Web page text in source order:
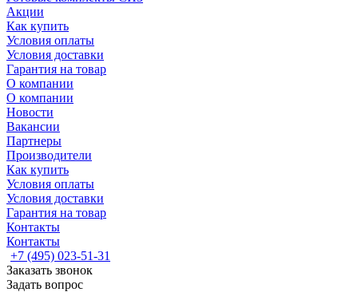
Акции
Как купить
Условия оплаты
Условия доставки
Гарантия на товар
О компании
О компании
Новости
Вакансии
Партнеры
Производители
Как купить
Условия оплаты
Условия доставки
Гарантия на товар
Контакты
Контакты
+7 (495) 023-51-31
Заказать звонок
Задать вопрос